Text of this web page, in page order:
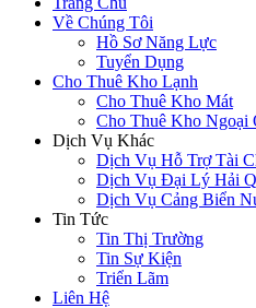
Về Chúng Tôi
Hồ Sơ Năng Lực
Tuyển Dụng
Cho Thuê Kho Lạnh
Cho Thuê Kho Mát
Cho Thuê Kho Ngoại
Dịch Vụ Khác
Dịch Vụ Hỗ Trợ Tài
Dịch Vụ Đại Lý Hải
Dịch Vụ Cảng Biển
Tin Tức
Tin Thị Trường
Tin Sự Kiện
Triển Lãm
Liên Hệ